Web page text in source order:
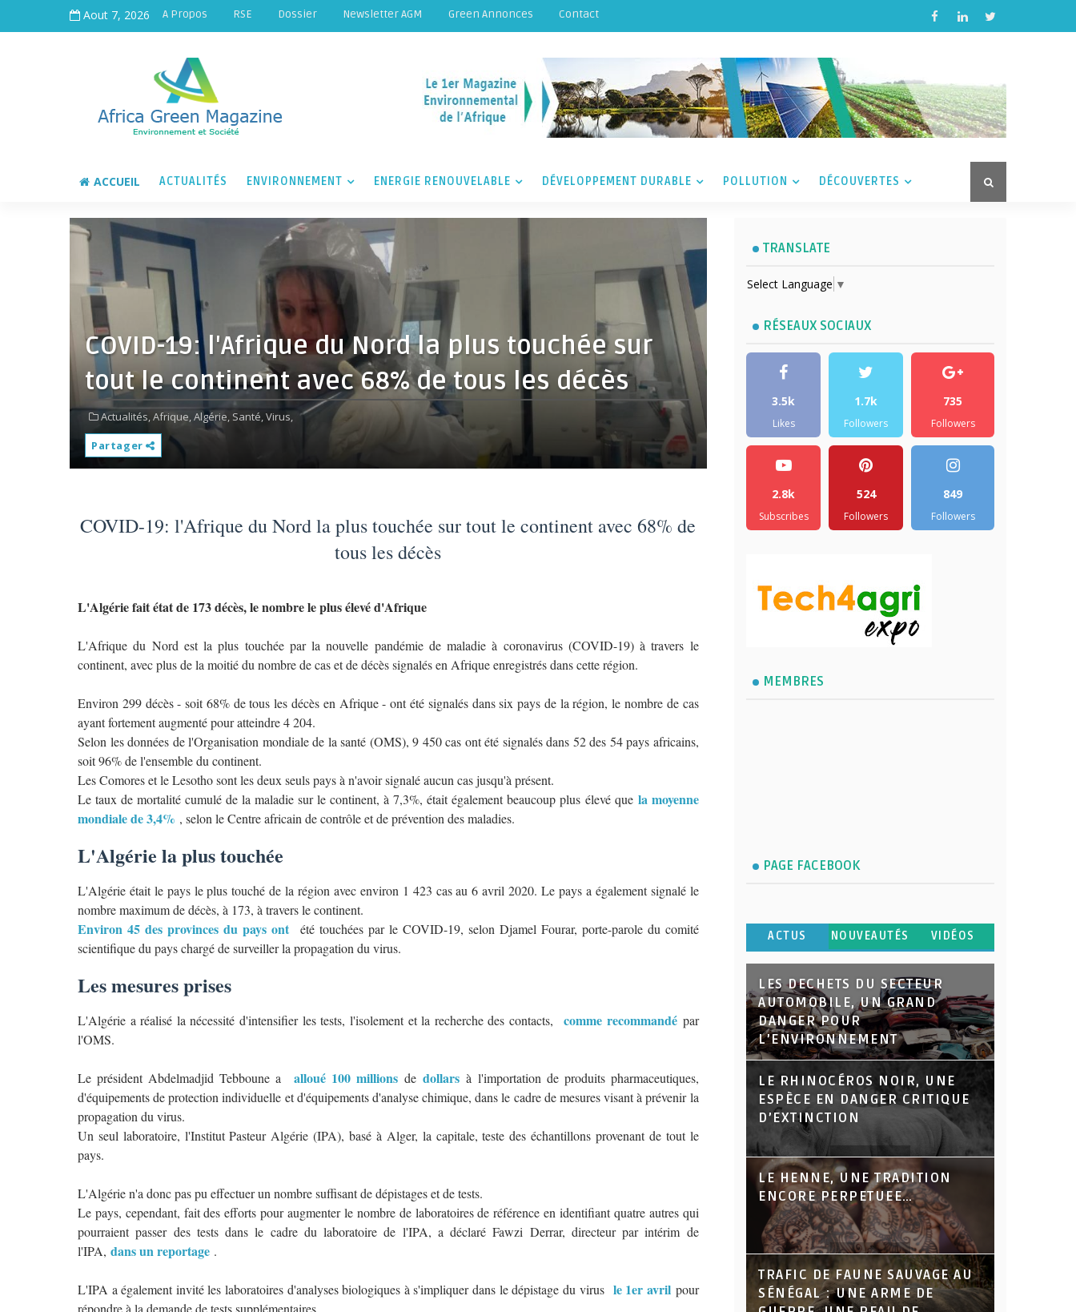
Aout 7, 2026 A Propos RSE Dossier Newsletter AGM Green Annonces Contact
ACCUEIL ACTUALITÉS ENVIRONNEMENT ENERGIE RENOUVELABLE DÉVELOPPEMENT DURABLE POLLUTION DÉCOUVERTES
COVID-19: l'Afrique du Nord la plus touchée sur
tout le continent avec 68% de tous les décès
Actualités,Afrique,Algérie, Santé,Virus,
Partager
COVID-19: l'Afrique du Nord la plus touchée sur tout le continent avec 68% de
tous les décès
L'Algérie fait état de 173 décès, le nombre le plus élevé d'Afrique
L'Afrique du Nord est la plus touchée par la nouvelle pandémie de maladie à coronavirus (COVID-19) à travers le
continent, avec plus de la moitié du nombre de cas et de décès signalés en Afrique enregistrés dans cette région.
Environ 299 décès - soit 68% de tous les décès en Afrique - ont été signalés dans six pays de la région, le nombre de cas
ayant fortement augmenté pour atteindre 4 204.
Selon les données de l'Organisation mondiale de la santé (OMS), 9 450 cas ont été signalés dans 52 des 54 pays africains,
soit 96% de l'ensemble du continent.
Les Comores et le Lesotho sont les deux seuls pays à n'avoir signalé aucun cas jusqu'à présent.
Le taux de mortalité cumulé de la maladie sur le continent, à 7,3%, était également beaucoup plus élevé que la moyenne
mondiale de 3,4% , selon le Centre africain de contrôle et de prévention des maladies.
L'Algérie la plus touchée
L'Algérie était le pays le plus touché de la région avec environ 1 423 cas au 6 avril 2020. Le pays a également signalé le
nombre maximum de décès, à 173, à travers le continent.
Environ 45 des provinces du pays ontété touchées par le COVID-19, selon Djamel Fourar, porte-parole du comité
scientifique du pays chargé de surveiller la propagation du virus.
Les mesures prises
L'Algérie a réalisé la nécessité d'intensifier les tests, l'isolement et la recherche des contacts,comme recommandépar
l'OMS.
Le président Abdelmadjid Tebboune aalloué 100 millions dedollars à l'importation de produits pharmaceutiques,
d'équipements de protection individuelle et d'équipements d'analyse chimique, dans le cadre de mesures visant à prévenir la
propagation du virus.
Un seul laboratoire, l'Institut Pasteur Algérie (IPA), basé à Alger, la capitale, teste des échantillons provenant de tout le
pays.
L'Algérie n'a donc pas pu effectuer un nombre suffisant de dépistages et de tests.
Le pays, cependant, fait des efforts pour augmenter le nombre de laboratoires de référence en identifiant quatre autres qui
pourraient passer des tests dans le cadre du laboratoire de l'IPA, a déclaré Fawzi Derrar, directeur par intérim de
l'IPA, dans un reportage .
L'IPA a également invité les laboratoires d'analyses biologiques à s'impliquer dans le dépistage du virus le 1er avril pour
répondre à la demande de tests supplémentaires.
TRANSLATE
Select Language ▼
RÉSEAUX SOCIAUX
3.5k
Likes
1.7k
Followers
735
Followers
2.8k
Subscribes
524
Followers
849
Followers
MEMBRES
PAGE FACEBOOK
ACTUS NOUVEAUTÉS VIDÉOS
LES DECHETS DU SECTEUR
AUTOMOBILE, UN GRAND
DANGER POUR
L’ENVIRONNEMENT
LE RHINOCÉROS NOIR, UNE
ESPÈCE EN DANGER CRITIQUE
D’EXTINCTION
LE HENNE, UNE TRADITION
ENCORE PERPETUEE…
TRAFIC DE FAUNE SAUVAGE AU
SÉNÉGAL : UNE ARME DE